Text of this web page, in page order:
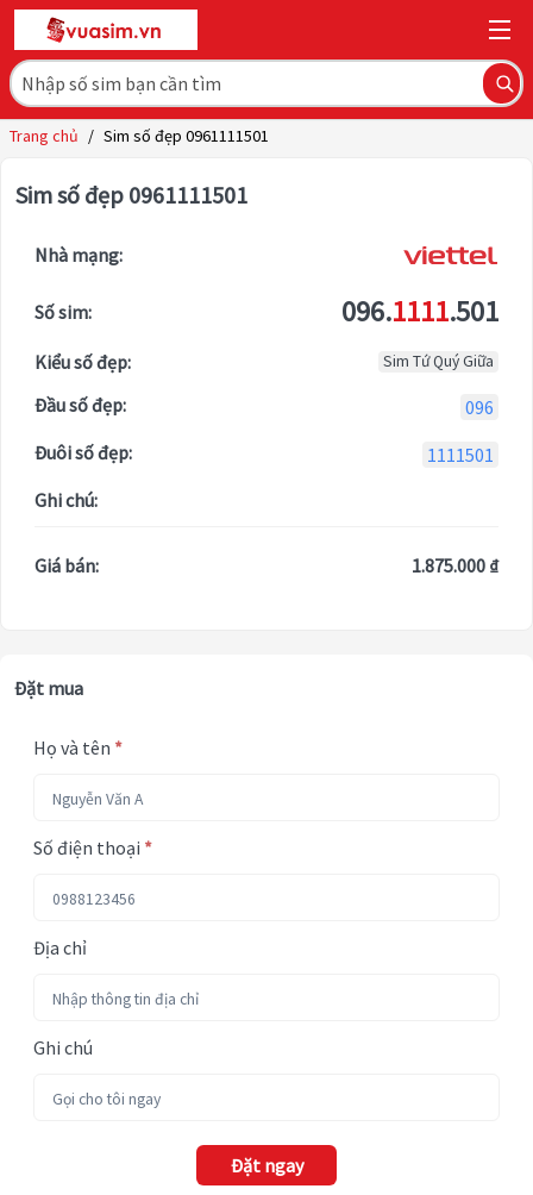
Trang chủ / Sim số đẹp 0961111501
Sim số đẹp 0961111501
Nhà mạng:
Số sim: 096.1111.501
Kiểu số đẹp: Sim Tứ Quý Giữa
Đầu số đẹp:
096
Đuôi số đẹp:
1111501
Ghi chú:
Giá bán: 1.875.000 ₫
Đặt mua
Họ và tên *
Số điện thoại *
Địa chỉ
Ghi chú
Đặt ngay